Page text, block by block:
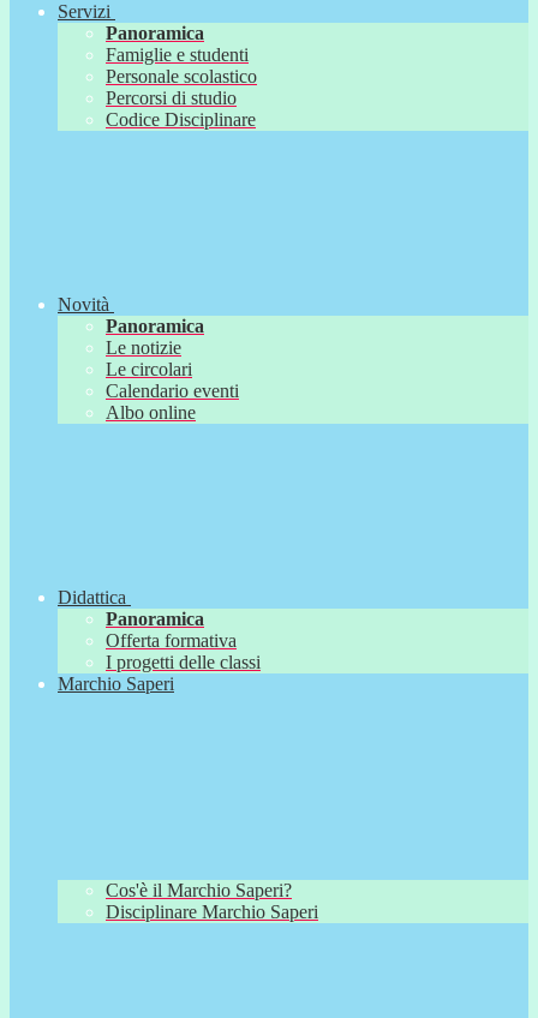
Servizi
Panoramica
Famiglie e studenti
Personale scolastico
Percorsi di studio
Codice Disciplinare
Novità
Panoramica
Le notizie
Le circolari
Calendario eventi
Albo online
Didattica
Panoramica
Offerta formativa
I progetti delle classi
Marchio Saperi
Cos'è il Marchio Saperi?
Disciplinare Marchio Saperi